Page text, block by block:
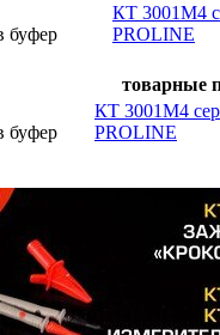
КТ 3001М4
PROLINE
товарные
КТ 3001М4
PROLINE